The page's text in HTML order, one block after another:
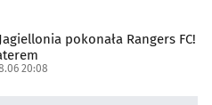
pokonała Rangers FC!
20:08